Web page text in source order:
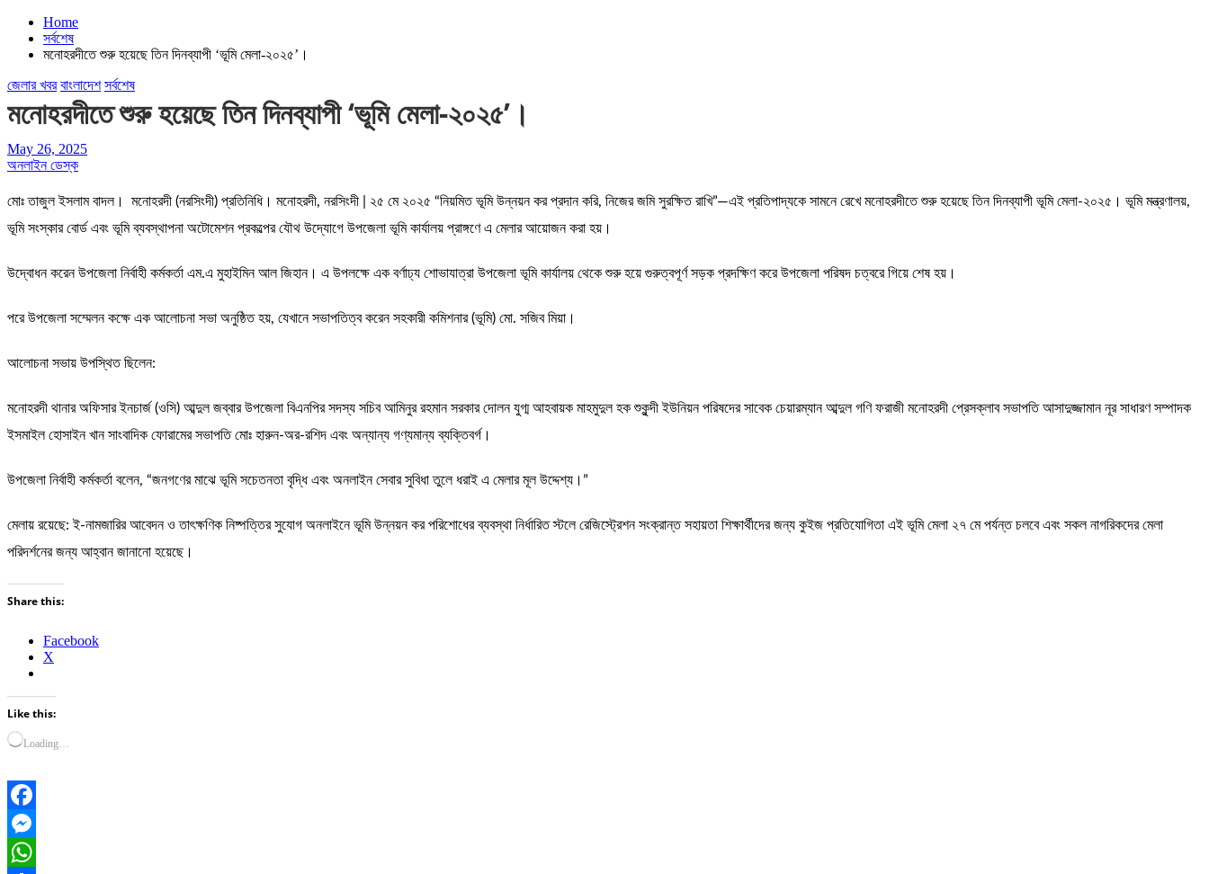
Home
সর্বশেষ
মনোহরদীতে শুরু হয়েছে তিন দিনব্যাপী ‘ভূমি মেলা-২০২৫’।
জেলার খবর বাংলাদেশ সর্বশেষ
মনোহরদীতে শুরু হয়েছে তিন দিনব্যাপী ‘ভূমি মেলা-২০২৫’।
May 26, 2025
অনলাইন ডেস্ক
মোঃ তাজুল ইসলাম বাদল। মনোহরদী (নরসিংদী) প্রতিনিধি। মনোহরদী, নরসিংদী | ২৫ মে ২০২৫ “নিয়মিত ভূমি উন্নয়ন কর প্রদান করি, নিজের জমি সুরক্ষিত রাখি”—এই প্রতিপাদ্যকে সামনে রেখে মনোহরদীতে শুরু হয়েছে তিন দিনব্যাপী ভূমি মেলা-২০২৫। ভূমি মন্ত্রণালয়,
ভূমি সংস্কার বোর্ড এবং ভূমি ব্যবস্থাপনা অটোমেশন প্রকল্পের যৌথ উদ্যোগে উপজেলা ভূমি কার্যালয় প্রাঙ্গণে এ মেলার আয়োজন করা হয়।
উদ্বোধন করেন উপজেলা নির্বাহী কর্মকর্তা এম.এ মুহাইমিন আল জিহান। এ উপলক্ষে এক বর্ণাঢ্য শোভাযাত্রা উপজেলা ভূমি কার্যালয় থেকে শুরু হয়ে গুরুত্বপূর্ণ সড়ক প্রদক্ষিণ করে উপজেলা পরিষদ চত্বরে গিয়ে শেষ হয়।
পরে উপজেলা সম্মেলন কক্ষে এক আলোচনা সভা অনুষ্ঠিত হয়, যেখানে সভাপতিত্ব করেন সহকারী কমিশনার (ভূমি) মো. সজিব মিয়া।
আলোচনা সভায় উপস্থিত ছিলেন:
মনোহরদী থানার অফিসার ইনচার্জ (ওসি) আব্দুল জব্বার উপজেলা বিএনপির সদস্য সচিব আমিনুর রহমান সরকার দোলন যুগ্ম আহবায়ক মাহমুদুল হক শুকুন্দী ইউনিয়ন পরিষদের সাবেক চেয়ারম্যান আব্দুল গণি ফরাজী মনোহরদী প্রেসক্লাব সভাপতি আসাদুজ্জামান নূর সাধারণ সম্পাদক
ইসমাইল হোসাইন খান সাংবাদিক ফোরামের সভাপতি মোঃ হারুন-অর-রশিদ এবং অন্যান্য গণ্যমান্য ব্যক্তিবর্গ।
উপজেলা নির্বাহী কর্মকর্তা বলেন, “জনগণের মাঝে ভূমি সচেতনতা বৃদ্ধি এবং অনলাইন সেবার সুবিধা তুলে ধরাই এ মেলার মূল উদ্দেশ্য।”
মেলায় রয়েছে: ই-নামজারির আবেদন ও তাৎক্ষণিক নিষ্পত্তির সুযোগ অনলাইনে ভূমি উন্নয়ন কর পরিশোধের ব্যবস্থা নির্ধারিত স্টলে রেজিস্ট্রেশন সংক্রান্ত সহায়তা শিক্ষার্থীদের জন্য কুইজ প্রতিযোগিতা এই ভূমি মেলা ২৭ মে পর্যন্ত চলবে এবং সকল নাগরিকদের মেলা
পরিদর্শনের জন্য আহ্বান জানানো হয়েছে।
Share this:
Facebook
X
Like this:
Loading…
Facebook
Messenger